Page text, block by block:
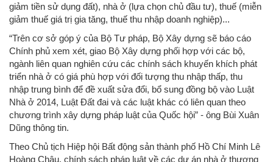
giảm tiền sử dụng đất), nhà ở (lựa chọn chủ đầu tư), thuế (miễn
giảm thuế giá trị gia tăng, thuế thu nhập doanh nghiệp)...
“Trên cơ sở góp ý của Bộ Tư pháp, Bộ Xây dựng sẽ báo cáo
Chính phủ xem xét, giao Bộ Xây dựng phối hợp với các bộ,
ngành liên quan nghiên cứu các chính sách khuyến khích phát
triển nhà ở có giá phù hợp với đối tượng thu nhập thấp, thu
nhập trung bình để đề xuất sửa đổi, bổ sung đồng bộ vào Luật
Nhà ở 2014, Luật Đất đai và các luật khác có liên quan theo
chương trình xây dựng pháp luật của Quốc hội” - ông Bùi Xuân
Dũng thông tin.
Theo Chủ tịch Hiệp hội Bất động sản thành phố Hồ Chí Minh Lê
Hoàng Châu, chính sách pháp luật về các dự án nhà ở thương